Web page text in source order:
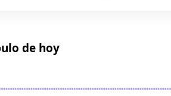
de hoy